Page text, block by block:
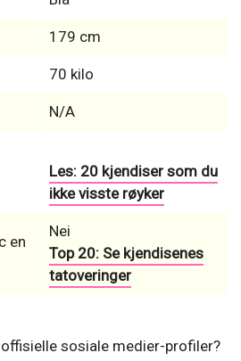
179 cm
70 kilo
N/A
Les: 20 kjendiser som du
ikke visste røyker
en
Nei
Top 20: Se kjendisenes
tatoveringer
sosiale medier-profiler?